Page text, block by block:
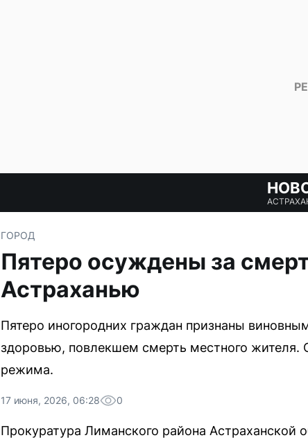
ГОРОД
Пятеро осуждены за
Астраханью
Пятеро иногородних граждан признаны
здоровью, повлекшем смерть местного жителя.
режима.
17 июня, 2026, 06:28 0
Прокуратура Лиманского района Астраханской